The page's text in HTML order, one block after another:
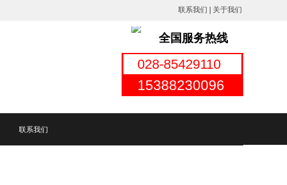
联系我们 关于我们
028-85429110
15388230096
全国服务热线
联系我们